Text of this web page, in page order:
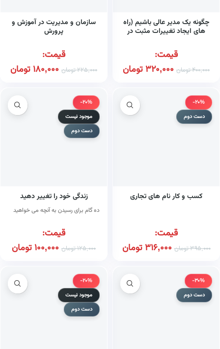
چگونه یک مدیر عالی باشیم (راه
های ایجاد تغییرات مثبت در
قیمت:
400,000تومان 320,000تومان
سازمان و مدیریت در آموزش و
پرورش
قیمت:
225,000تومان 180,000تومان
-20%
دست دوم
کسب و کار نام های تجاری
قیمت:
395,000تومان 316,000تومان
-20%
موجود نیست
دست دوم
زندگی خود را تغییر دهید
ده گام برای رسیدن به آنچه می خواهید
قیمت:
125,000تومان 100,000تومان
-30%
دست دوم
-20%
موجود نیست
دست دوم